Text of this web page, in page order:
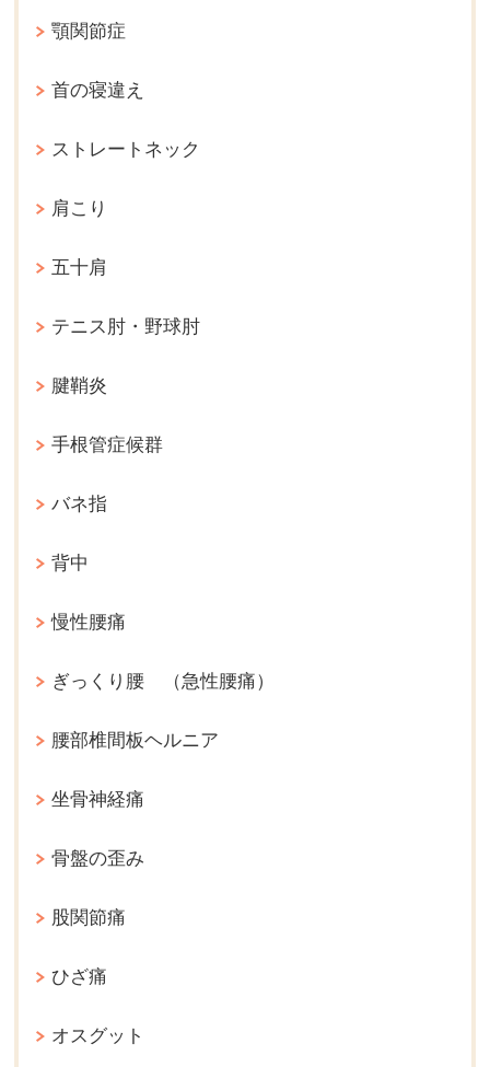
顎関節症
首の寝違え
ストレートネック
肩こり
五十肩
テニス肘・野球肘
腱鞘炎
手根管症候群
バネ指
背中
慢性腰痛
ぎっくり腰 （急性腰痛）
腰部椎間板ヘルニア
坐骨神経痛
骨盤の歪み
股関節痛
ひざ痛
オスグット